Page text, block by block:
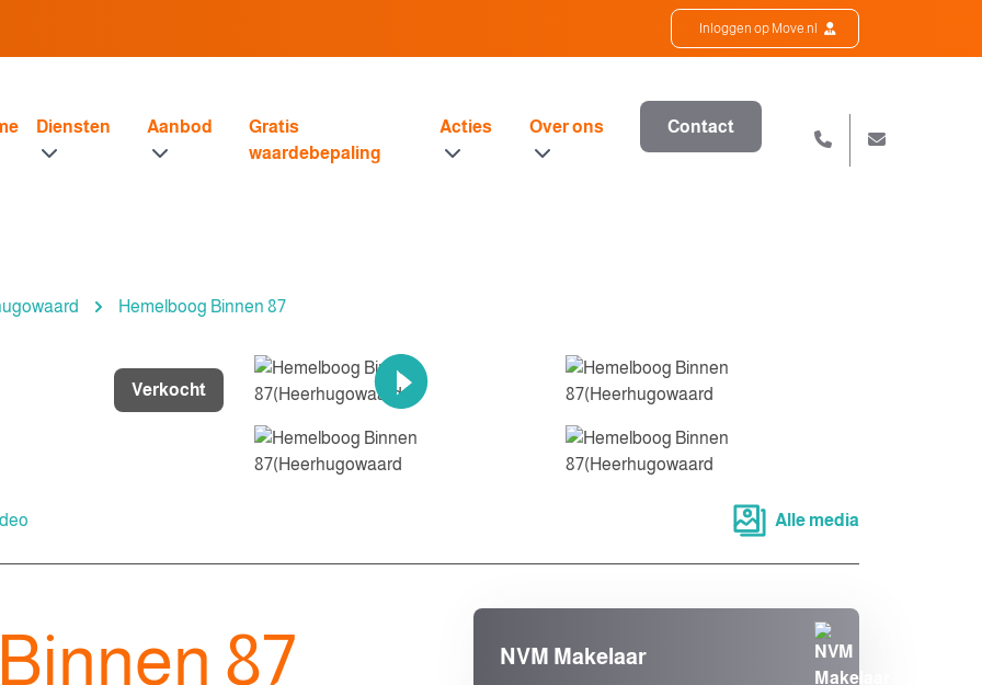
Inloggen op Move.nl
Diensten Aanbod
Gratis
waardebepaling
Acties Over ons Contact
Hemelboog Binnen 87
Verkocht
Alle media
87 NVM Makelaar